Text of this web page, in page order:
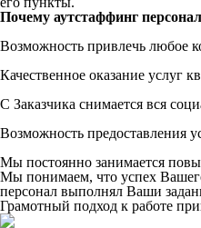
Почему аутстаффинг
Возможность привлечь любое
Качественное оказание услуг
С Заказчика снимается вся
Возможность предоставления
Мы постоянно занимается
Мы понимаем, что успех
персонал выполнял Ваши
Грамотный подход к работе